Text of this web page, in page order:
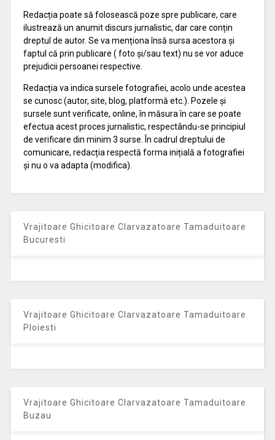
Redacția poate să folosească poze spre publicare, care
ilustrează un anumit discurs jurnalistic, dar care conțin
dreptul de autor. Se va menționa însă sursa acestora și
faptul că prin publicare ( foto și/sau text) nu se vor aduce
prejudicii persoanei respective.
Redacția va indica sursele fotografiei, acolo unde acestea
se cunosc (autor, site, blog, platformă etc.). Pozele și
sursele sunt verificate, online, în măsura în care se poate
efectua acest proces jurnalistic, respectându-se principiul
de verificare din minim 3 surse. În cadrul dreptului de
comunicare, redacția respectă forma inițială a fotografiei
și nu o va adapta (modifica).
Vrajitoare Ghicitoare Clarvazatoare Tamaduitoare
Bucuresti
Vrajitoare Ghicitoare Clarvazatoare Tamaduitoare
Ploiesti
Vrajitoare Ghicitoare Clarvazatoare Tamaduitoare
Buzau